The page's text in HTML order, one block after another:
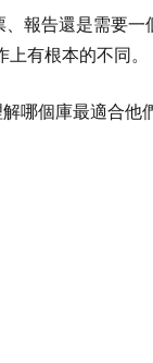
報告還是需要一
有根本的不同。
哪個庫最適合他